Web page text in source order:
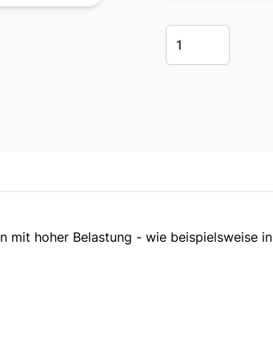
Menge
hoher Belastung - wie beispielsweise